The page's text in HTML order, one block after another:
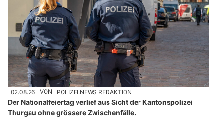
02.08.26 VON POLIZEI.NEWS REDAKTION
Der Nationalfeiertag verlief aus Sicht der Kantonspolizei
Thurgau ohne grössere Zwischenfälle.